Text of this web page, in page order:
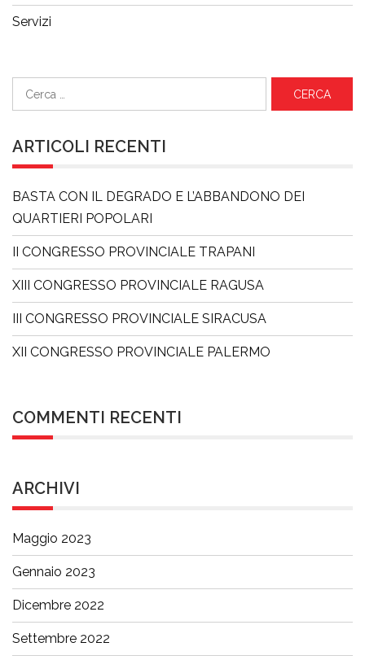
Servizi
Ricerca
per:
ARTICOLI RECENTI
BASTA CON IL DEGRADO E L’ABBANDONO DEI
QUARTIERI POPOLARI
II CONGRESSO PROVINCIALE TRAPANI
XIII CONGRESSO PROVINCIALE RAGUSA
III CONGRESSO PROVINCIALE SIRACUSA
XII CONGRESSO PROVINCIALE PALERMO
COMMENTI RECENTI
ARCHIVI
Maggio 2023
Gennaio 2023
Dicembre 2022
Settembre 2022